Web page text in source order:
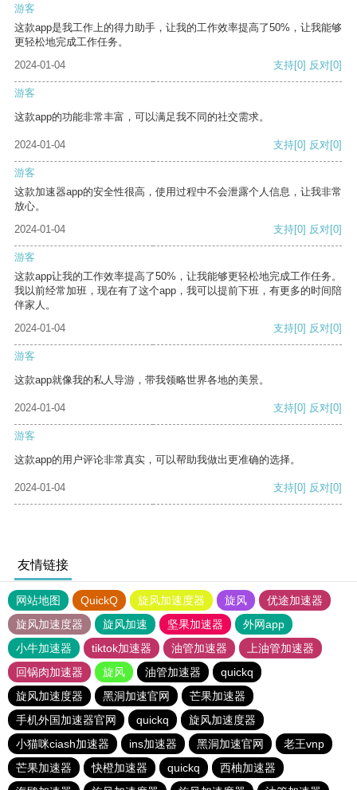
游客
这款app是我工作上的得力助手，让我的工作效率提高了50%，让我能够
更轻松地完成工作任务。
2024-01-04
支持[0] 反对[0]
游客
这款app的功能非常丰富，可以满足我不同的社交需求。
2024-01-04 支持[0] 反对[0]
游客
这款加速器app的安全性很高，使用过程中不会泄露个人信息，让我非常
放心。
2024-01-04
支持[0] 反对[0]
游客
这款app让我的工作效率提高了50%，让我能够更轻松地完成工作任务。
我以前经常加班，现在有了这个app，我可以提前下班，有更多的时间陪
伴家人。
2024-01-04
支持[0] 反对[0]
游客
这款app就像我的私人导游，带我领略世界各地的美景。
2024-01-04 支持[0] 反对[0]
游客
这款app的用户评论非常真实，可以帮助我做出更准确的选择。
2024-01-04 支持[0] 反对[0]
友情链接
网站地图 QuickQ 旋风加速度器 旋风
优途加速器
旋风加速度器
旋风加速 坚果加速器
外网app
小牛加速器
tiktok加速器 油管加速器
上油管加速器
回锅肉加速器
旋风 油管加速器
quickq
旋风加速度器
黑洞加速官网
芒果加速器
手机外国加速器官网
quickq
旋风加速度器
小猫咪ciash加速器
ins加速器 黑洞加速官网
老王vnp
芒果加速器
快橙加速器 quickq
西柚加速器